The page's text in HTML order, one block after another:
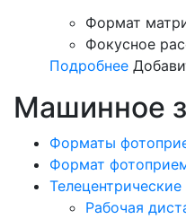
Формат
Фокусное
Подробнее
Машинное
Форматы
Формат
Рабочая